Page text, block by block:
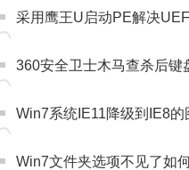
采用鹰王U启动PE解决
360安全卫士木马查杀后键
Win7系统IE11降级到IE8的
Win7文件夹选项不见了如